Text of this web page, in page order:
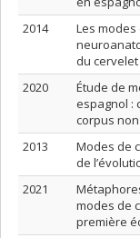
2014
Les
du
2020
Étude de
espagnol :
corpus
2013
Modes de
de
2021
modes de
première